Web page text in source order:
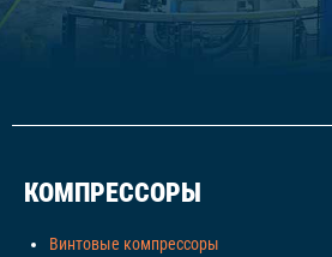
КОМПРЕССОРЫ
Винтовые компрессоры